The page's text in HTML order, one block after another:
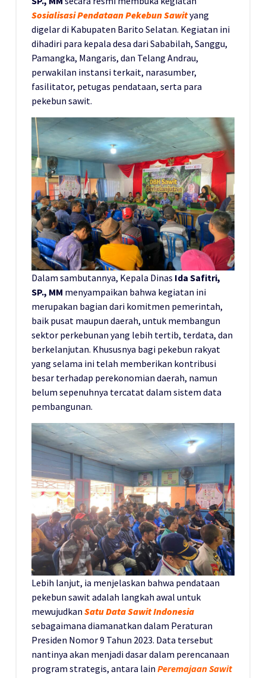
Sosialisasi Pendataan Pekebun Sawityang
digelar di Kabupaten Barito Selatan. Kegiatan ini
dihadiri para kepala desa dari Sababilah, Sanggu,
Pamangka, Mangaris, dan Telang Andrau,
perwakilan instansi terkait, narasumber,
fasilitator, petugas pendataan, serta para
pekebun sawit.
Dalam sambutannya, Kepala Dinas Ida Safitri,
SP., MM menyampaikan bahwa kegiatan ini
merupakan bagian dari komitmen pemerintah,
baik pusat maupun daerah, untuk membangun
sektor perkebunan yang lebih tertib, terdata, dan
berkelanjutan. Khususnya bagi pekebun rakyat
yang selama ini telah memberikan kontribusi
besar terhadap perekonomian daerah, namun
belum sepenuhnya tercatat dalam sistem data
pembangunan.
Lebih lanjut, ia menjelaskan bahwa pendataan
pekebun sawit adalah langkah awal untuk
mewujudkan Satu Data Sawit Indonesia
sebagaimana diamanatkan dalam Peraturan
Presiden Nomor 9 Tahun 2023. Data tersebut
nantinya akan menjadi dasar dalam perencanaan
program strategis, antara lain Peremajaan Sawit